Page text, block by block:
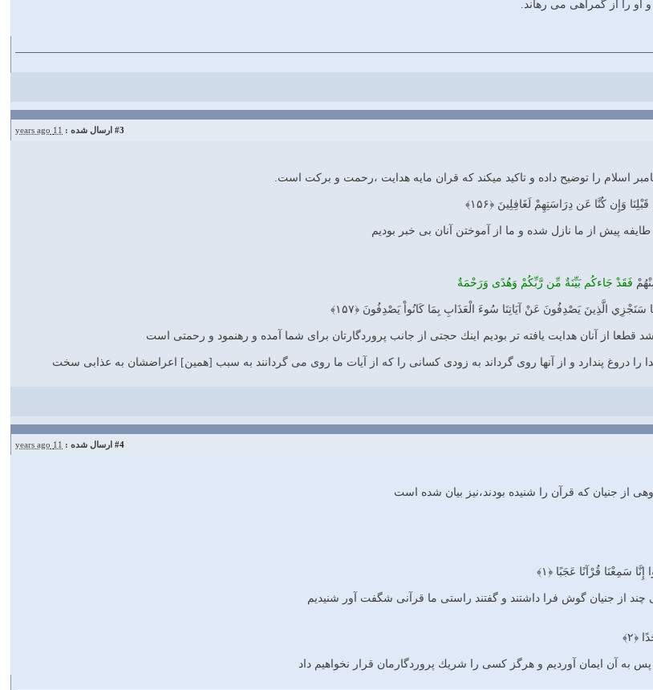
او را از گمراهی می رهاند.
#3 ارسال شده : 11 years ago
اسلام را توضیح داده و تاکید میکند که قران مایه هدایت ،رحمت و برکت است.
وَإِن كُنَّا عَن دِرَاسَتِهِمْ لَغَافِلِينَ ﴿۱۵۶﴾
طايفه پيش از ما نازل شده و ما از آموختن آنان بى‏ خبر بوديم
فَقَدْ جَاءكُم بَيِّنَةٌ مِّن رَّبِّكُمْ وَهُدًى وَرَحْمَةٌ
الَّذِينَ يَصْدِفُونَ عَنْ آيَاتِنَا سُوءَ الْعَذَابِ بِمَا كَانُواْ يَصْدِفُونَ ﴿۱۵۷﴾
‏شد قطعا از آنان هدايت‏ يافته ‏تر بوديم اينك حجتى از جانب پروردگارتان براى شما آمده و رهنمود و رحمتى است
دروغ پندارد و از آنها روى گرداند به زودى كسانى را كه از آيات ما روى مى ‏گردانند به سبب [همين] اعراضشان به عذابى سخت
#4 ارسال شده : 11 years ago
از جنیان که قرآن را شنیده بودند،نیز بیان شده است
سَمِعْنَا قُرْآنًا عَجَبًا ﴿۱﴾
از جنيان گوش فرا داشتند و گفتند راستى ما قرآنى شگفت‏ آور شنيديم
﴿۲﴾
به آن ايمان آورديم و هرگز كسى را شريك پروردگارمان قرار نخواهيم داد